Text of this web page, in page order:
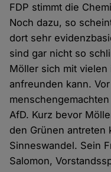
FDP stimmt die
Noch dazu, so
dort sehr
sind gar nicht so
Möller sich mit
anfreunden kann.
AfD. Kurz bevor
den Grünen antreten
Sinneswandel. Sein
Salomon,